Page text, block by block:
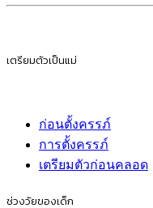
เตรียมตัวเป็นแม่
ก่อนตั้งครรภ์
การตั้งครรภ์
เตรียมตัวก่อนคลอด
ช่วงวัยของเด็ก